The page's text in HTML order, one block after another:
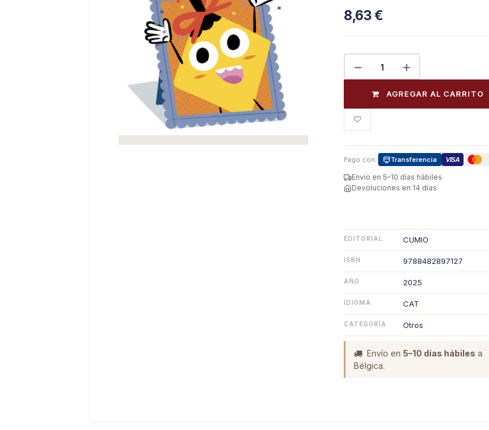
8,63€
AGREGAR AL CARRITO
Pago con: Transferencia VISA
Envío en 5–10 días hábiles
Devoluciones en 14 días
EDITORIAL CUMIO
ISBN 9788482897127
AÑO 2025
IDIOMA CAT
CATEGORÍA Otros
Envío en 5–10 días hábiles a
Bélgica.